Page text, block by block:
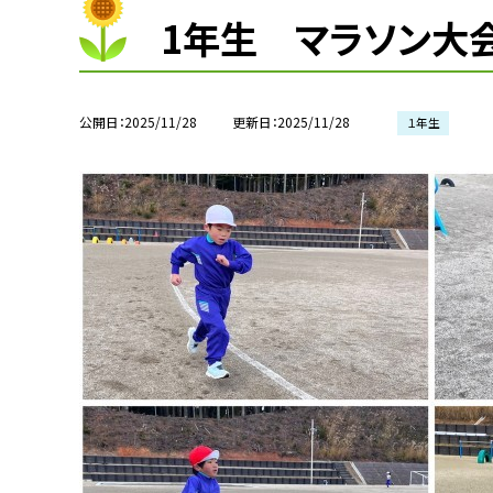
1年生 マラソン大
公開日 2025/11/28 更新日 2025/11/28 １年生